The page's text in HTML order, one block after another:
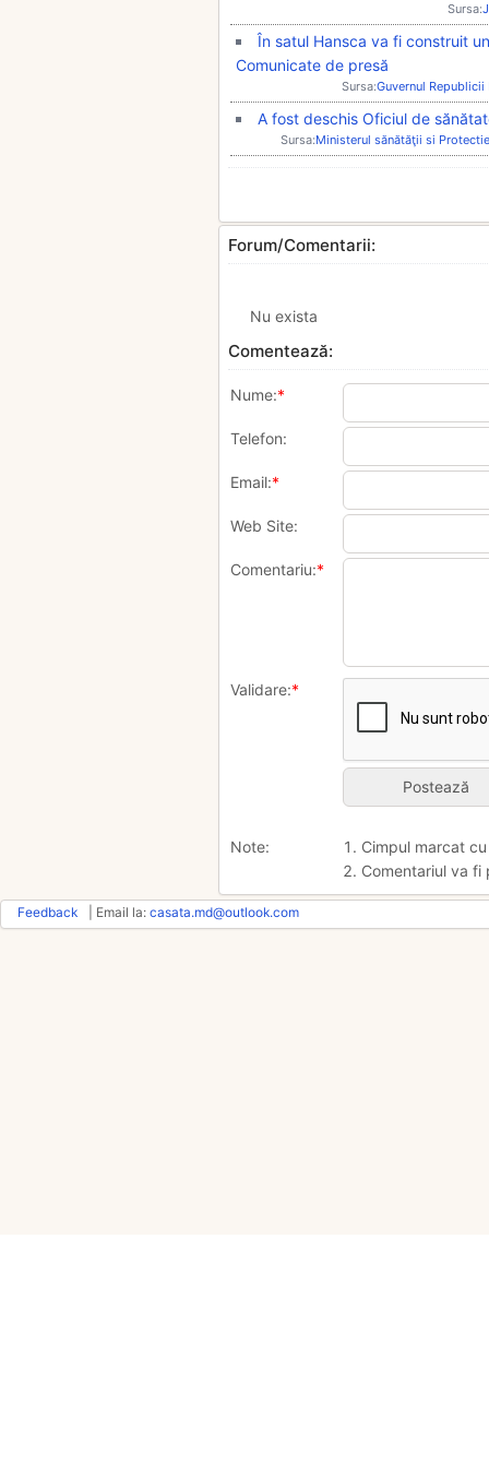
Sursa:
În satul Hansca va fi construit
Comunicate de presă
Sursa:Guvernul
A fost deschis Oficiul de
Sursa:Ministerul sănătăţii si
Forum/Comentarii:
Nu exista
Comentează:
Nume:*
Telefon:
Email:*
Web Site:
Comentariu:*
Validare:*
Note:
1. Cimpul marcat
2. Comentariul va
Feedback | Email la: casata.md@outlook.com